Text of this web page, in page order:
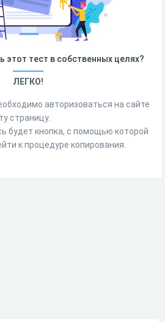
этот тест в собственных целях?
ЛЕГКО!
авторизоваться на сайте
страницу.
будет кнопка, с помощью которой
к процедуре копирования.